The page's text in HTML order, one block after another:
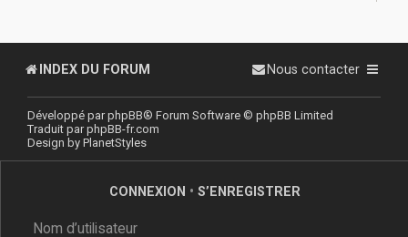
INDEX DU FORUM Nous contacter
Développé parphpBB® Forum Software © phpBB Limited
Traduit parphpBB-fr.com
Design by PlanetStyles
CONNEXION • S’ENREGISTRER